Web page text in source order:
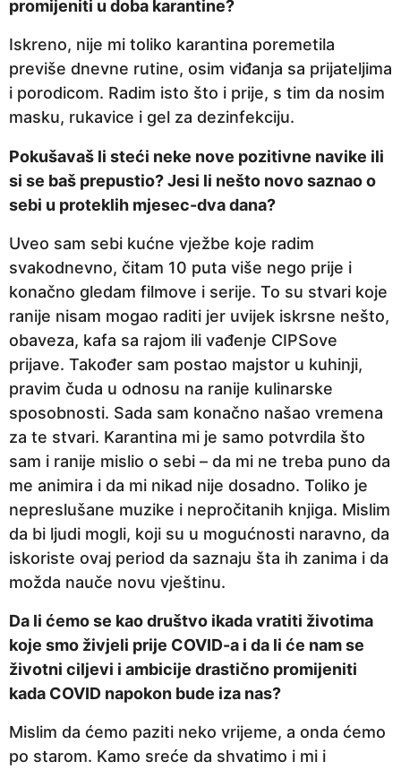
promijeniti u doba karantine?
Iskreno, nije mi toliko karantina poremetila
previše dnevne rutine, osim viđanja sa prijateljima
i porodicom. Radim isto što i prije, s tim da nosim
masku, rukavice i gel za dezinfekciju.
Pokušavaš li steći neke nove pozitivne navike ili
si se baš prepustio? Jesi li nešto novo saznao o
sebi u proteklih mjesec-dva dana?
Uveo sam sebi kućne vježbe koje radim
svakodnevno, čitam 10 puta više nego prije i
konačno gledam filmove i serije. To su stvari koje
ranije nisam mogao raditi jer uvijek iskrsne nešto,
obaveza, kafa sa rajom ili vađenje CIPSove
prijave. Također sam postao majstor u kuhinji,
pravim čuda u odnosu na ranije kulinarske
sposobnosti. Sada sam konačno našao vremena
za te stvari. Karantina mi je samo potvrdila što
sam i ranije mislio o sebi – da mi ne treba puno da
me animira i da mi nikad nije dosadno. Toliko je
nepreslušane muzike i nepročitanih knjiga. Mislim
da bi ljudi mogli, koji su u mogućnosti naravno, da
iskoriste ovaj period da saznaju šta ih zanima i da
možda nauče novu vještinu.
Da li ćemo se kao društvo ikada vratiti životima
koje smo živjeli prije COVID-a i da li će nam se
životni ciljevi i ambicije drastično promijeniti
kada COVID napokon bude iza nas?
Mislim da ćemo paziti neko vrijeme, a onda ćemo
po starom. Kamo sreće da shvatimo i mi i